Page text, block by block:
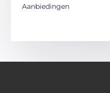
Aanbiedingen